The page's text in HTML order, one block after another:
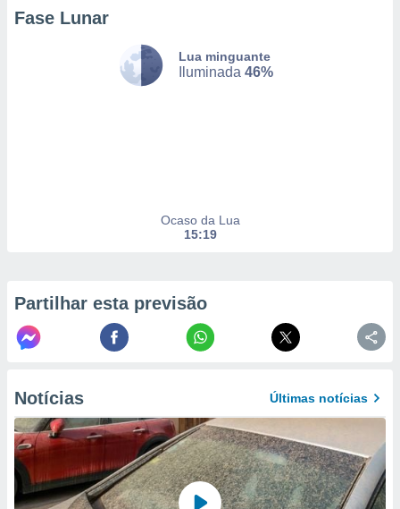
ou opor-
para
utilizar
criar
Fase Lunar
Lua minguante
Iluminada 46%
Ocaso da Lua
15:19
Partilhar esta previsão
Notícias Últimas notícias